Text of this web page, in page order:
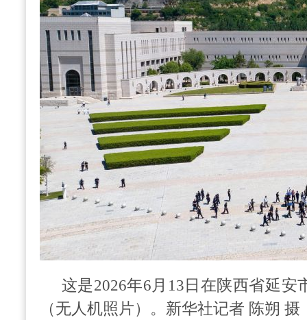
这是2026年6月13日在陕西省延安
（无人机照片）。新华社记者 陈朔 摄